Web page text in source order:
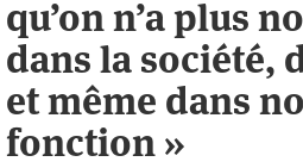
qu’on n’a plus
dans la société,
et même dans
fonction »